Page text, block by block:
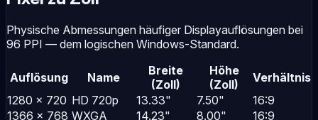
Physische Abmessungen häufiger Displayauflösungen bei
96 PPI — dem logischen Windows-Standard.
Auflösung Name
Breite
(Zoll)
Höhe
(Zoll)
Verhältnis
1280 × 720 HD 720p 13.33" 7.50"
16:9
1366 × 768 WXGA 14.23" 8.00"
16:9